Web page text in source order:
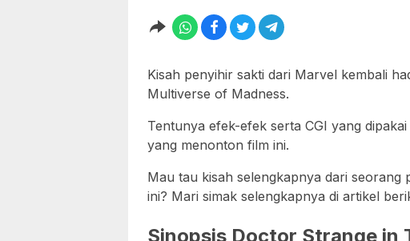
Kisah penyihir sakti dari Marvel kembali
Multiverse of Madness.
Tentunya efek-efek serta CGI yang
yang menonton film ini.
Mau tau kisah selengkapnya dari
ini? Mari simak selengkapnya di artikel
Sinopsis Doctor Strange in